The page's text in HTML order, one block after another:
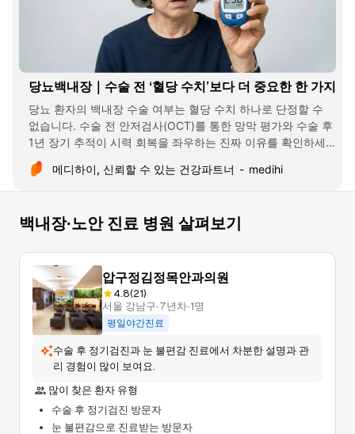
당뇨백내장｜수술 전 ‘혈당 수치’보다 더 중요한 한 가지
당뇨 환자의 백내장 수술 여부는 혈당 수치 하나로 단정할 수
없습니다. 수술 전 안저검사(OCT)를 통한 망막 평가와 수술 후
1년 장기 추적이 시력 회복을 좌우하는 진짜 이유를 확인하세
요.
메디하이, 신뢰할 수 있는 건강파트너 medihi
백내장∙노안진료 병원 살펴보기
o
s
s
압구정김정목안과의원
4.8(21)
서울 강남구∙7년차∙1명
평일야간진료
수술 후 정기검진과 눈 불편감 진료에서 차분한 설명과 관
리 경험이 많이 보여요.
많이 찾은 환자 유형
수술 후 정기검진 방문자
눈 불편감으로 진료받는 방문자